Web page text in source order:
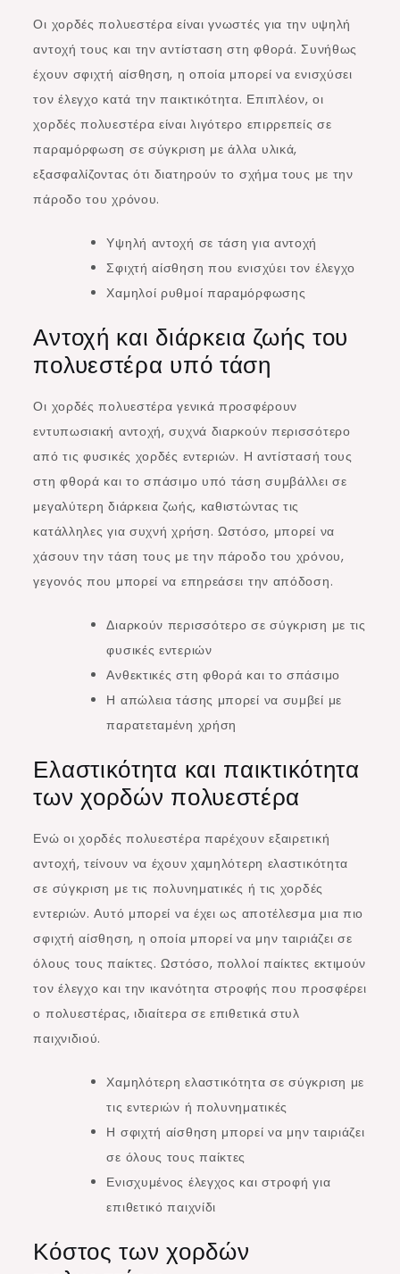
Οι χορδές πολυεστέρα είναι γνωστές για την υψηλή
αντοχή τους και την αντίσταση στη φθορά. Συνήθως
έχουν σφιχτή αίσθηση, η οποία μπορεί να ενισχύσει
τον έλεγχο κατά την παικτικότητα. Επιπλέον, οι
χορδές πολυεστέρα είναι λιγότερο επιρρεπείς σε
παραμόρφωση σε σύγκριση με άλλα υλικά,
εξασφαλίζοντας ότι διατηρούν το σχήμα τους με την
πάροδο του χρόνου.
Υψηλή αντοχή σε τάση για αντοχή
Σφιχτή αίσθηση που ενισχύει τον έλεγχο
Χαμηλοί ρυθμοί παραμόρφωσης
Αντοχή και διάρκεια ζωής του
πολυεστέρα υπό τάση
Οι χορδές πολυεστέρα γενικά προσφέρουν
εντυπωσιακή αντοχή, συχνά διαρκούν περισσότερο
από τις φυσικές χορδές εντεριών. Η αντίστασή τους
στη φθορά και το σπάσιμο υπό τάση συμβάλλει σε
μεγαλύτερη διάρκεια ζωής, καθιστώντας τις
κατάλληλες για συχνή χρήση. Ωστόσο, μπορεί να
χάσουν την τάση τους με την πάροδο του χρόνου,
γεγονός που μπορεί να επηρεάσει την απόδοση.
Διαρκούν περισσότερο σε σύγκριση με τις
φυσικές εντεριών
Ανθεκτικές στη φθορά και το σπάσιμο
Η απώλεια τάσης μπορεί να συμβεί με
παρατεταμένη χρήση
Ελαστικότητα και παικτικότητα
των χορδών πολυεστέρα
Ενώ οι χορδές πολυεστέρα παρέχουν εξαιρετική
αντοχή, τείνουν να έχουν χαμηλότερη ελαστικότητα
σε σύγκριση με τις πολυνηματικές ή τις χορδές
εντεριών. Αυτό μπορεί να έχει ως αποτέλεσμα μια πιο
σφιχτή αίσθηση, η οποία μπορεί να μην ταιριάζει σε
όλους τους παίκτες. Ωστόσο, πολλοί παίκτες εκτιμούν
τον έλεγχο και την ικανότητα στροφής που προσφέρει
ο πολυεστέρας, ιδιαίτερα σε επιθετικά στυλ
παιχνιδιού.
Χαμηλότερη ελαστικότητα σε σύγκριση με
τις εντεριών ή πολυνηματικές
Η σφιχτή αίσθηση μπορεί να μην ταιριάζει
σε όλους τους παίκτες
Ενισχυμένος έλεγχος και στροφή για
επιθετικό παιχνίδι
Κόστος των χορδών